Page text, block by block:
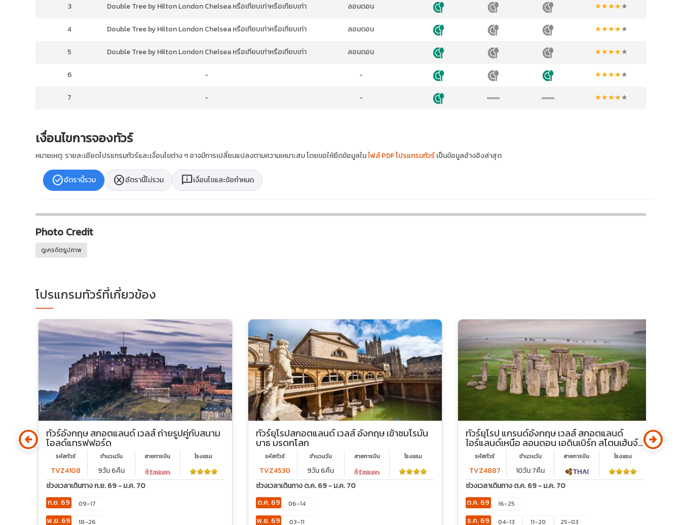
3 Double Tree by Hilton London Chelsea หรือเทียบเท่าหรือเทียบเท่า ลอนดอน ★★★★★
4 Double Tree by Hilton London Chelsea หรือเทียบเท่าหรือเทียบเท่า ลอนดอน ★★★★★
5 Double Tree by Hilton London Chelsea หรือเทียบเท่าหรือเทียบเท่า ลอนดอน ★★★★★
6 - - ★★★★★
7 - - ★★★★★
เงื่อนไขการจองทัวร์
หมายเหตุ: รายละเอียดโปรแกรมทัวร์และเงื่อนไขต่าง ๆ อาจมีการเปลี่ยนแปลงตามความเหมาะสม โดยขอให้ยึดข้อมูลในไฟล์ PDF โปรแกรมทัวร์เป็นข้อมูลอ้างอิงล่าสุด
check_circleอัตรานี้รวม cancelอัตรานี้ไม่รวม chat_infoเงื่อนไขและข้อกำหนด
Photo Credit
ดูเครดิตรูปภาพ
โปรแกรมทัวร์ที่เกี่ยวข้อง
ทัวร์อังกฤษ สกอตแลนด์ เวลส์ ถ่ายรูปคู่กับสนาม
โอลด์แทรฟฟอร์ด
รหัสทัวร์
TVZ4108
จำนวนวัน
9วัน 6คืน
สายการบิน โรงเเรม
ช่วงเวลาเดินทาง ก.ย. 69 - ม.ค. 70
ก.ย. 69
09-17
พ.ย. 69 18-26
ทัวร์ยุโรปสกอตแลนด์ เวลส์ อังกฤษ เข้าชมโรมัน
บาธ มรดกโลก
รหัสทัวร์
TVZ4530
จำนวนวัน
9วัน 6คืน
สายการบิน โรงเเรม
ช่วงเวลาเดินทาง ต.ค. 69 - ม.ค. 70
ต.ค. 69
06-14
พ.ย. 69 03-11
ทัวร์ยุโรป แกรนด์อังกฤษ เวลส์ สกอตแลนด์
ไอร์แลนด์เหนือ ลอนดอน เอดินเบิร์ก สโตนเฮ้นจ์
ปราสาทเอดินเบิร์ก พระราชวังวินด์เซอร์
รหัสทัวร์
TVZ4887
จำนวนวัน
10วัน 7คืน
สายการบิน โรงเเรม
ช่วงเวลาเดินทาง ต.ค. 69 - ม.ค. 70
ต.ค. 69
16-25
ธ.ค. 69 04-13 11-20 25-03
arrow_circle_left arrow_circle_right